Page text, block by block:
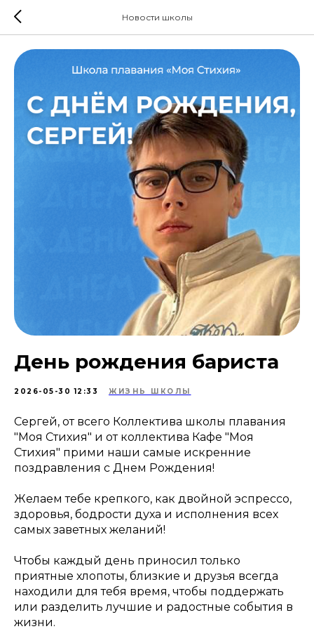
Новости школы
День рождения бариста
2026-05-30 12:33 ЖИЗНЬ ШКОЛЫ
Сергей, от всего Коллектива школы плавания
"Моя Стихия" и от коллектива Кафе "Моя
Стихия" прими наши самые искренние
поздравления с Днем Рождения!
Желаем тебе крепкого, как двойной эспрессо,
здоровья, бодрости духа и исполнения всех
самых заветных желаний!
Чтобы каждый день приносил только
приятные хлопоты, близкие и друзья всегда
находили для тебя время, чтобы поддержать
или разделить лучшие и радостные события в
жизни.